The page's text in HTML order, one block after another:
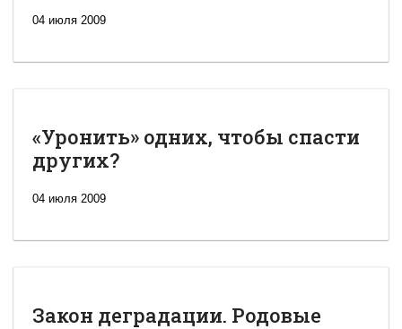
04 июля 2009
«Уронить» одних, чтобы спасти
других?
04 июля 2009
Закон деградации. Родовые